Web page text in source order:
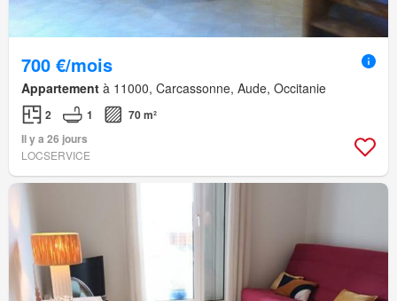
700 €/mois
Appartement à 11000, Carcassonne, Aude, Occitanie
2 1
70 m²
Il y a 26 jours
LOCSERVICE